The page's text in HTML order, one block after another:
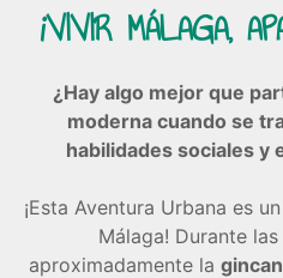
¡VIVIR MÁLAGA,
¿Hay algo mejor que
moderna cuando se
habilidades sociales y
¡Esta Aventura Urbana es
Málaga! Durante
aproximadamente la